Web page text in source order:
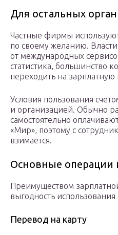
Для остальных
Частные фирмы
по своему желанию.
от международных
статистика, большинство
переходить на
Условия пользования
и организацией. Обычно
самостоятельно
«Мир», поэтому с
взимается.
Основные операции
Преимуществом
выгодность
Перевод на карту